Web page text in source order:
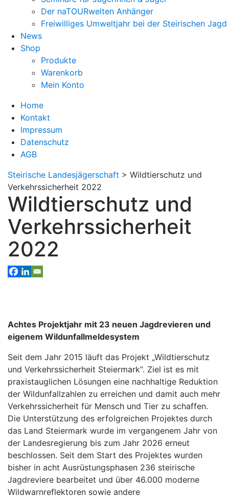
Der naTOURwelten Anhänger
Freiwilliges Umweltjahr bei der Steirischen Jagd
News
Shop
Produkte
Warenkorb
Mein Konto
Home
Kontakt
Impressum
Datenschutz
AGB
Steirische Landesjägerschaft > Wildtierschutz und
Verkehrssicherheit 2022
Wildtierschutz und
Verkehrssicherheit
2022
Achtes Projektjahr mit 23 neuen Jagdrevieren und
eigenem Wildunfallmeldesystem
Seit dem Jahr 2015 läuft das Projekt „Wildtierschutz
und Verkehrssicherheit Steiermark“. Ziel ist es mit
praxistauglichen Lösungen eine nachhaltige Reduktion
der Wildunfallzahlen zu erreichen und damit auch mehr
Verkehrssicherheit für Mensch und Tier zu schaffen.
Die Unterstützung des erfolgreichen Projektes durch
das Land Steiermark wurde im vergangenem Jahr von
der Landesregierung bis zum Jahr 2026 erneut
beschlossen. Seit dem Start des Projektes wurden
bisher in acht Ausrüstungsphasen 236 steirische
Jagdreviere bearbeitet und über 46.000 moderne
Wildwarnreflektoren sowie andere